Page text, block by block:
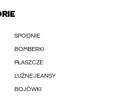
SPODNIE
BOMBERKI
PŁASZCZE
LUŹNE JEANSY
BOJÓWKI